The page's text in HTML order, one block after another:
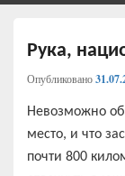
Рука,
Опубликовано
Невозможно
место, и что
почти 800